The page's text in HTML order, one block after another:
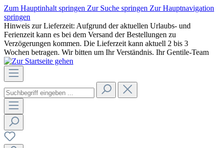
Zum Hauptinhalt springen Zur Suche springen Zur Hauptnavigation
springen
Hinweis zur Lieferzeit: Aufgrund der aktuellen Urlaubs- und
Ferienzeit kann es bei dem Versand der Bestellungen zu
Verzögerungen kommen. Die Lieferzeit kann aktuell 2 bis 3
Wochen betragen. Wir bitten um Ihr Verständnis. Ihr Gentile-Team